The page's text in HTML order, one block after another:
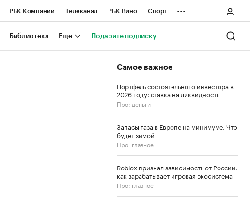
РБК Компании Телеканал РБК Вино Спорт
Национальные проекты Город
...
Библиотека Еще Подарите подписку
Самое важное
Портфель состоятельного инвестора в
2026 году: ставка на ликвидность
Про: деньги
Запасы газа в Европе на минимуме. Что
будет зимой
Про: главное
Roblox признал зависимость от России:
как зарабатывает игровая экосистема
Про: главное